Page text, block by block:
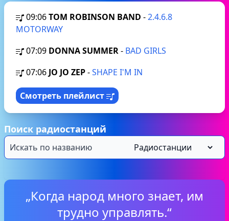
09:06TOM ROBINSON BAND -2.4.6.8
MOTORWAY
07:09 DONNA SUMMER- BAD GIRLS
07:06 JO JO ZEP-SHAPE I'M IN
Смотреть плейлист
Поиск радиостанций
„Когда народ много знает, им
трудно управлять.“